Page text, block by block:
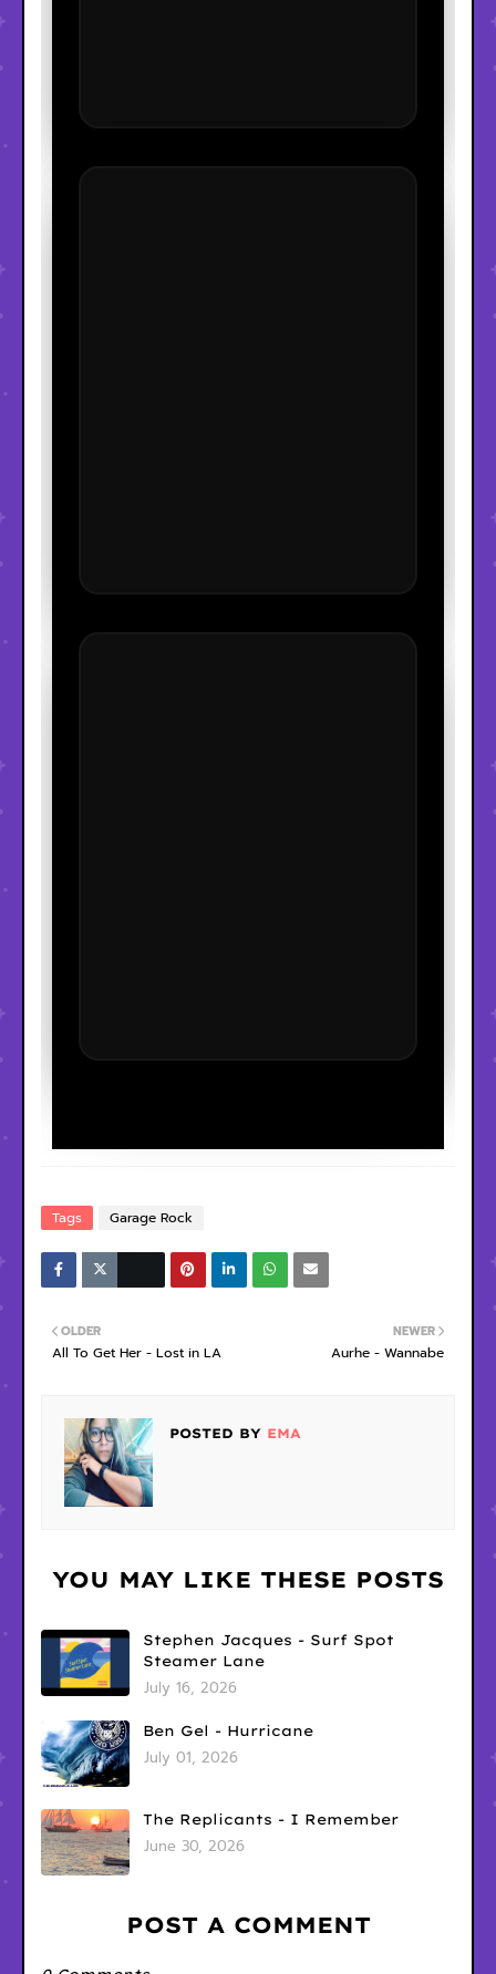
Tags Garage Rock
NEWER
Aurhe - Wannabe
OLDER
All To Get Her - Lost in LA
POSTED BY EMA
YOU MAY LIKE THESE POSTS
Stephen Jacques - Surf Spot
Steamer Lane
July 16, 2026
Ben Gel - Hurricane
July 01, 2026
The Replicants - I Remember
June 30, 2026
POST A COMMENT